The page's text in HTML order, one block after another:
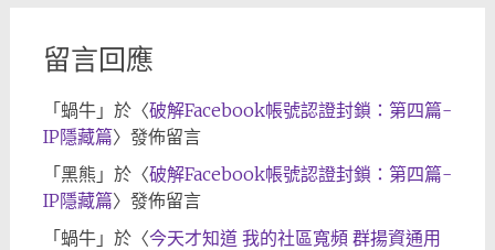
留言回應
「蝸牛」於〈破解Facebook帳號認證封鎖：第四篇-
IP隱藏篇〉發佈留言
「黑熊 」於〈破解Facebook帳號認證封鎖：第四篇-
IP隱藏篇〉發佈留言
「蝸牛」於〈今天才知道 我的社區寬頻 群揚資通用